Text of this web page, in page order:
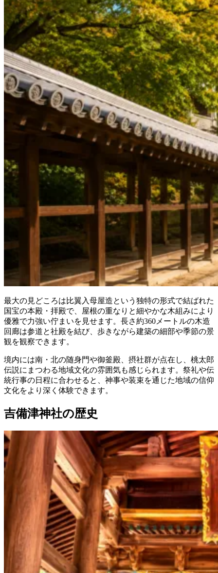
最大の見どころは比翼入母屋造という独特の形式で結ばれた
国宝の本殿・拝殿で、屋根の重なりと細やかな木組みにより
優雅で力強い佇まいを見せます。長さ約360メートルの木造
回廊は参道と社殿を結び、歩きながら建築の細部や季節の景
観を観察できます。
境内には南・北の随身門や御釜殿、摂社群が点在し、桃太郎
伝説にまつわる地域文化の雰囲気も感じられます。祭礼や伝
統行事の日程に合わせると、神事や装束を通じた地域の信仰
文化をより深く体験できます。
吉備津神社の歴史